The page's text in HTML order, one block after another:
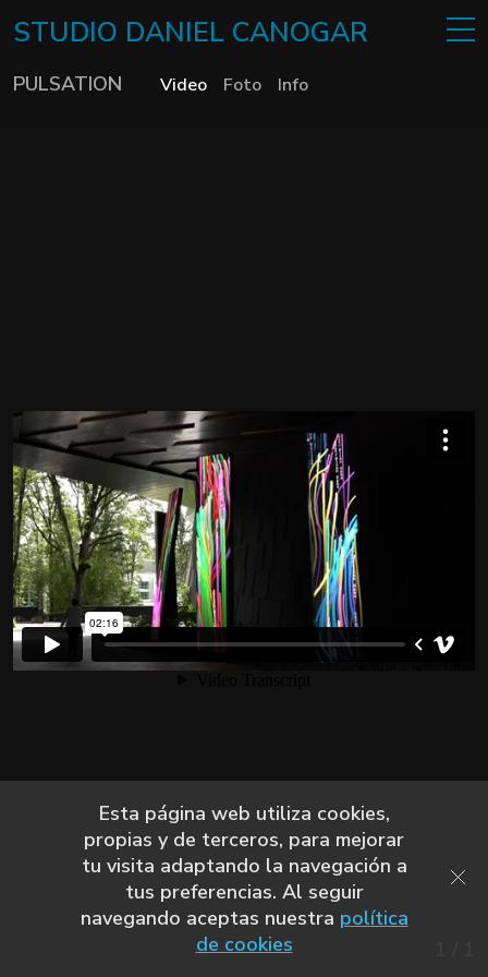
STUDIO DANIEL CANOGAR
PULSATION Video Foto Info
Esta página web utiliza cookies,
propias y de terceros, para mejorar
tu visita adaptando la navegación a
tus preferencias. Al seguir
navegando aceptas nuestra política
de cookies